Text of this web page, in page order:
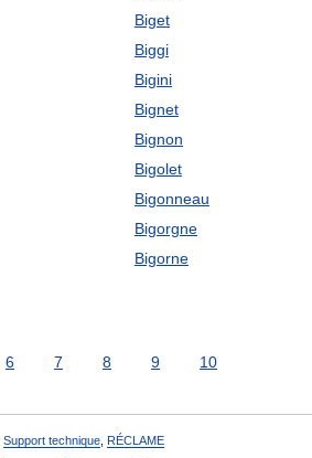
Biget
Biggi
Bigini
Bignet
Bignon
Bigolet
Bigonneau
Bigorgne
Bigorne
6 7 8 9 10
Support technique RÉCLAME